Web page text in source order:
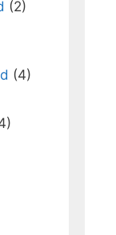
(2)
(4)